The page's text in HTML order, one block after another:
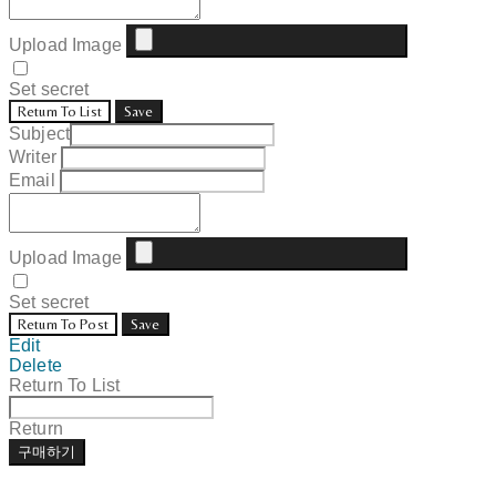
Upload Image
Set secret
Return To List Save
Subject
Writer
Email
Upload Image
Set secret
Return To Post Save
Edit
Delete
Return To List
Return
구매하기